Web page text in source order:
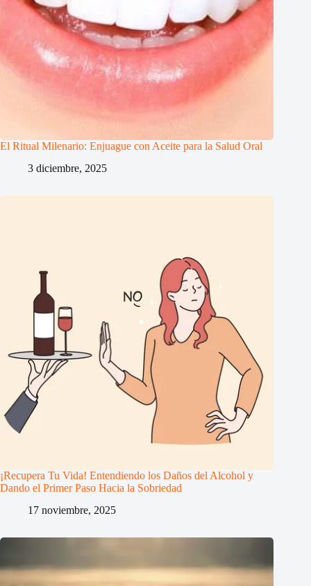
El Ritual Milenario: Enjuague con Aceite para la Salud Oral
3 diciembre, 2025
¡Recupera Tu Vida! Entendiendo los Daños del Alcohol y
Dando el Primer Paso Hacia la Sobriedad
17 noviembre, 2025